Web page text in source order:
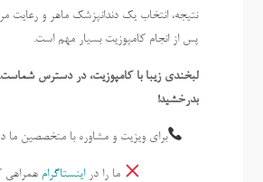
نتیجه، انتخاب یک دندانپزشک ماهر و رعایت
پس از انجام کامپوزیت بسیار مهم است.
لبخندی زیبا با کامپوزیت، در دسترس
بدرخشید!
برای ویزیت و مشاوره با متخصصین ما
ما را دراینستاگرام همراهی